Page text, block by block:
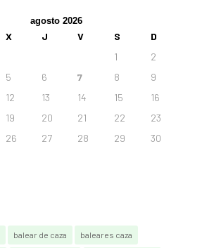
agosto 2026
X J V S
D
1
2
5 6 7 8
9
12 13 14 15
16
19 20 21 22
23
26 27 28 29
30
balear de caza baleares caza